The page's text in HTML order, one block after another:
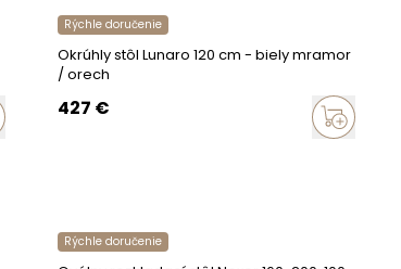
Rýchle doručenie
Okrúhly stôl Lunaro 120 cm - biely mramor
/ orech
427 €
Rýchle doručenie